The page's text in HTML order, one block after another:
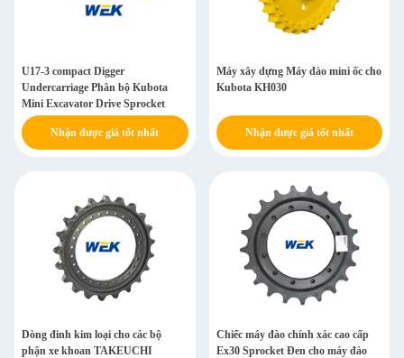
U17-3 compact Digger
Undercarriage Phân bộ Kubota
Mini Excavator Drive Sprocket
Nhận được giá tốt nhất
Máy xây dựng Máy đào mini ốc cho
Kubota KH030
Nhận được giá tốt nhất
Dòng đinh kim loại cho các bộ
phận xe khoan TAKEUCHI
Chiếc máy đào chính xác cao cấp
Ex30 Sprocket Đen cho máy đào